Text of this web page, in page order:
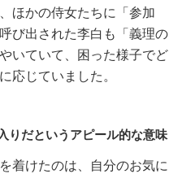
ほかの侍女たちに「参加
び出された李白も「義理の
いていて、困った様子でど
応じていました。
だというアピール的な意味
着けたのは、自分のお気に